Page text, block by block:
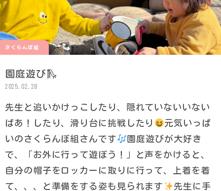
さくらんぼ組
園庭遊び🛝
2025.02.28
先生と追いかけっこしたり、隠れていないいない
ばあ！したり、滑り台に挑戦したり
元気いっぱ
いのさくらんぼ組さんです
園庭遊びが大好き
で、「お外に行って遊ぼう！」と声をかけると、
自分の帽子をロッカーに取りに行って、上着を着
て、、、と準備をする姿も見られます
先生に手